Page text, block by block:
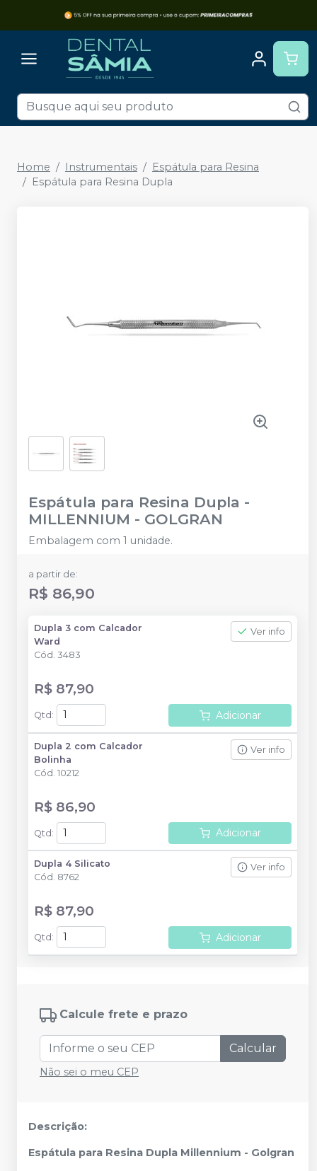
Home Instrumentais
Espátula para Resina
Espátula para Resina Dupla
Espátula para Resina Dupla -
MILLENNIUM - GOLGRAN
Embalagem com 1 unidade.
a partir de:
R$ 86,90
Dupla 3 com Calcador
Ward
Cód. 3483
Ver info
R$ 87,90
Qtd : Adicionar
Dupla 2 com Calcador
Bolinha
Cód. 10212
Ver info
R$ 86,90
Qtd: Adicionar
Dupla 4 Silicato
Cód. 8762
Ver info
R$ 87,90
Qtd : Adicionar
Calcule frete e prazo
Calcular
Não sei o meu CEP
Descrição:
Espátula para Resina Dupla Millennium - Golgran